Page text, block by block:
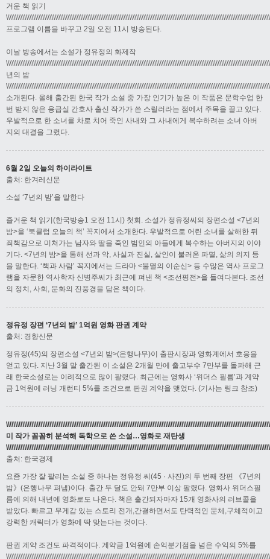
거운 책 읽기
프로그램 이름을 바꾸고 2일 오전 11시 방송된다.
이날 방송에서는 소설가 정유정의 화제작
년의 밤
소개된다. 올해 출간된 한국 작가 소설 중 가장 인기가 높은 이 작품은 문학수업 한
번 받지 않은 응급실 간호사 출신 작가가 쓴 스릴러라는 점에서 주목을 끌고 있다.
우발적으로 한 소녀를 차로 치어 죽인 사내와 그 사내에게 복수하려는 소녀 아버
지의 대결을 그렸다.
6월 2일 오늘의 하이라이트
출처: 한겨레신문
소설 ‘7년의 밤’을 말한다
즐거운 책 읽기(한국방송1 오전 11시) 첫회. 소설가 정유정씨의 장편소설 <7년의
밤>을 ‘북클럽 오늘의 책’ 꼭지에서 소개한다. 우발적으로 어린 소녀를 살해한 뒤
죄책감으로 미쳐가는 남자와 딸을 죽인 범인의 아들에게 복수하는 아버지의 이야
기다. <7년의 밤>을 통해 선과 악, 사실과 진실, 살인이 불러온 파멸, 삶의 의지 등
을 말한다. ‘책과 사람’ 꼭지에서는 드라마 <불멸의 이순신> 등 수많은 역사 프로그
램을 자문한 역사학자 신병주씨가 최근에 펴낸 책 <조선평전>을 들여다본다. 조선
의 정치, 사회, 문화의 진풍경을 담은 책이다.
정유정 장편 ‘7년의 밤’ 1억원 영화 판권 계약
출처: 경향신문
정유정(45)의 장편소설 <7년의 밤>(은행나무)이 출판시장과 영화계에서 호응을
얻고 있다. 지난 3월 말 출간된 이 소설은 2개월 만에 출고부수 7만부를 돌파해 근
래 한국소설로는 이례적으로 많이 팔렸다. 최근에는 영화사 ‘위더스 필름’과 계약
금 1억원에 러닝 개런티 5%를 조건으로 판권 계약을 맺었다. (기사는 링크 참조)
미 작가 꼼꼼히 분석해 독학으로 쓴 소설…영화로 재탄생
출처: 한국경제
요즘 가장 잘 팔리는 소설 중 하나는 정유정 씨(45 · 사진)의 두 번째 장편 《7년의
밤》(은행나무 펴냄)이다. 출간 두 달도 안돼 7만부 이상 팔렸다. 영화사 위더스필
름에 의해 내년에 영화로도 나온다. 책은 출간되자마자 15개 영화사의 러브콜을
받았다. 빠르고 무게감 있는 스토리 전개,간결하면서도 탄력적인 문체,구체적이고
강력한 캐릭터가 영화에 딱 맞는다는 것이다.
판권 계약 조건도 파격적이다. 계약금 1억원에 손익분기점을 넘은 수익의 5%를